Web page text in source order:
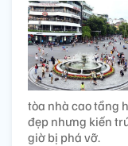
tòa nhà cao tầng
đẹp nhưng kiến
giờ bị phá vỡ.